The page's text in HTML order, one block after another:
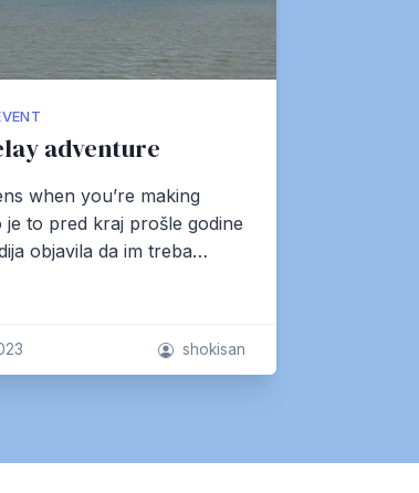
adventure
when you’re making
je to pred kraj prošle godine
objavila da im treba…
shokisan